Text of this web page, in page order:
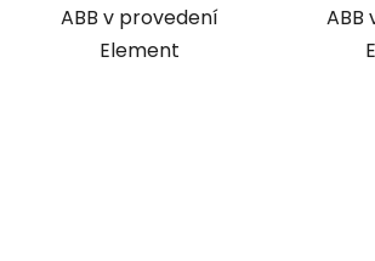
ABB v provedení
Element
ABB